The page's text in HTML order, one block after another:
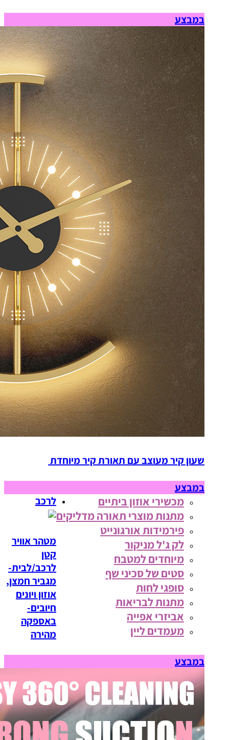
במבצע
שעון קיר מעוצב עם תאורת קיר מיוחדת
במבצע
מכשירי אוזון ביתיים
מתנות מוצרי תאורה מדליקים
פירמידות אורגונייט
לק ג'ל מניקור
מיוחדים למטבח
סטים של סכיני שף
סופגי לחות
מתנות לבריאות
אביזרי אפייה
מעמדים ליין
לרכב
מטהר אוויר
קטן
לרכב/לבית-
מגביר חמצן,
אוזון ויונים
חיובים-
באספקה
מהירה
במבצע